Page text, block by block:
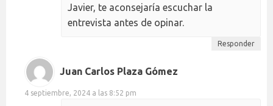
Javier, te aconsejaría escuchar la
entrevista antes de opinar.
Responder
Juan Carlos Plaza Gómez
4 septiembre, 2024 a las 8:52 pm